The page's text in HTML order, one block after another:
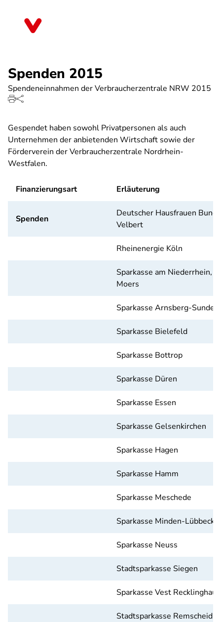
Spenden 2015
Spendeneinnahmen der Verbraucherzentrale NRW 2015
Gespendet haben sowohl Privatpersonen als auch
Unternehmen der anbietenden Wirtschaft sowie der
Förderverein der Verbraucherzentrale Nordrhein-
Westfalen.
Finanzierungsart Erläuterung
Spenden
Deutscher Hausfrauen Bund
Velbert
Rheinenergie Köln
Sparkasse am Niederrhein,
Moers
Sparkasse Arnsberg-
Sparkasse Bielefeld
Sparkasse Bottrop
Sparkasse Düren
Sparkasse Essen
Sparkasse Gelsenkirchen
Sparkasse Hagen
Sparkasse Hamm
Sparkasse Meschede
Sparkasse Minden-Lübbecke
Sparkasse Neuss
Stadtsparkasse Siegen
Sparkasse Vest
Stadtsparkasse Remscheid